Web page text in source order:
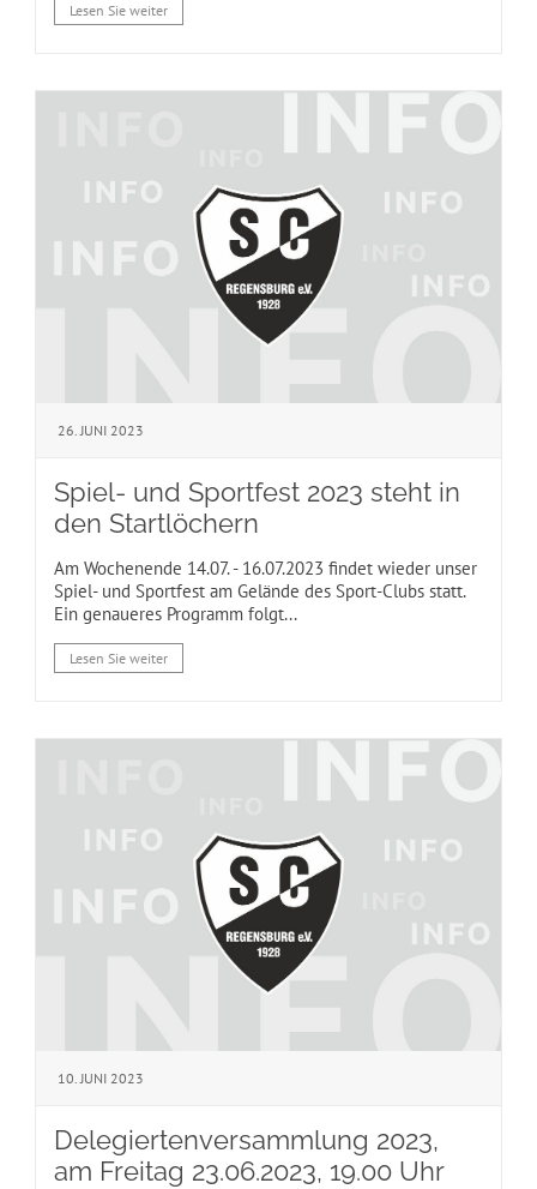
Lesen Sie weiter
26. JUNI 2023
Spiel- und Sportfest 2023 steht in
den Startlöchern
Am Wochenende 14.07. - 16.07.2023 findet wieder unser
Spiel- und Sportfest am Gelände des Sport-Clubs statt.
Ein genaueres Programm folgt...
Lesen Sie weiter
10. JUNI 2023
Delegiertenversammlung 2023,
am Freitag 23.06.2023, 19.00 Uhr